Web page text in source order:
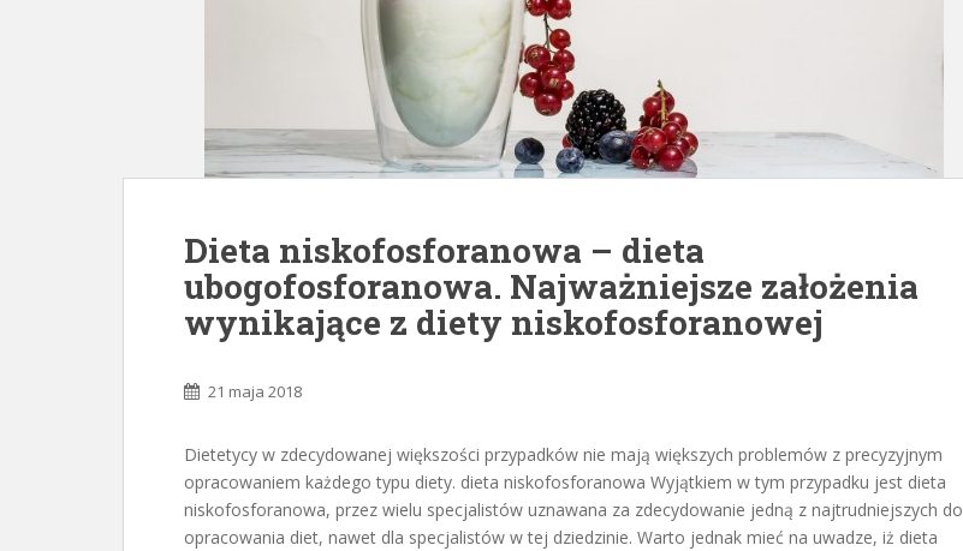
Dieta niskofosforanowa – dieta
ubogofosforanowa. Najważniejsze założenia
wynikające z diety niskofosforanowej
21 maja 2018
Dietetycy w zdecydowanej większości przypadków nie mają większych problemów z precyzyjnym
opracowaniem każdego typu diety. dieta niskofosforanowa Wyjątkiem w tym przypadku jest dieta
niskofosforanowa, przez wielu specjalistów uznawana za zdecydowanie jedną z najtrudniejszych do
opracowania diet, nawet dla specjalistów w tej dziedzinie. Warto jednak mieć na uwadze, iż dieta